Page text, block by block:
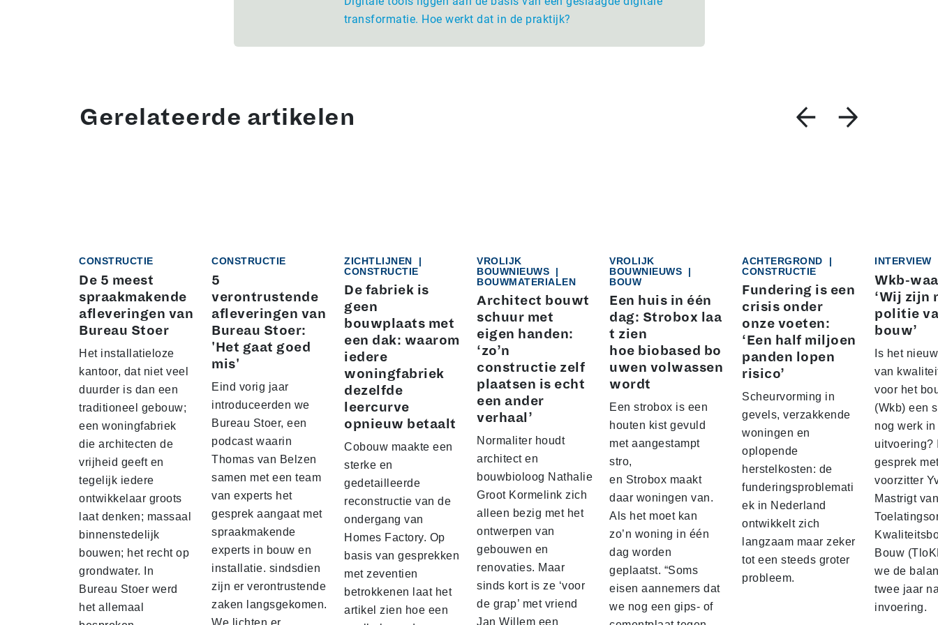
transformatie. Hoe werkt dat in de praktijk?
Gerelateerde artikelen
CONSTRUCTIE
De 5 meest
spraakmakende
afleveringen van
Bureau Stoer
Het installatieloze
kantoor, dat niet veel
duurder is dan een
traditioneel gebouw;
een woningfabriek
die architecten de
vrijheid geeft en
tegelijk iedere
ontwikkelaar groots
laat denken; massaal
binnenstedelijk
bouwen; het recht op
grondwater. In
Bureau Stoer werd
het allemaal
CONSTRUCTIE
5
verontrustende
afleveringen van
Bureau Stoer:
'Het gaat goed
mis'
Eind vorig jaar
introduceerden we
Bureau Stoer, een
podcast waarin
Thomas van Belzen
samen met een team
van experts het
gesprek aangaat met
spraakmakende
experts in bouw en
installatie. sindsdien
zijn er verontrustende
zaken langsgekomen.
We lichten er
ZICHTLIJNEN
|
CONSTRUCTIE
De fabriek is
geen
bouwplaats met
een dak: waarom
iedere
woningfabriek
dezelfde
leercurve
opnieuw betaalt
Cobouw maakte een
sterke en
gedetailleerde
reconstructie van de
ondergang van
Homes Factory. Op
basis van gesprekken
met zeventien
betrokkenen laat het
artikel zien hoe een
VROLIJK
BOUWNIEUWS
|
BOUWMATERIALEN
Architect bouwt
schuur met
eigen handen:
‘zo’n
constructie zelf
plaatsen is echt
een ander
verhaal’
Normaliter houdt
architect en
bouwbioloog Nathalie
Groot Kormelink zich
alleen bezig met het
ontwerpen van
gebouwen en
renovaties. Maar
sinds kort is ze ‘voor
de grap’ met vriend
Jan Willem een
VROLIJK
BOUWNIEUWS
|
BOUW
Een huis in één
dag: Strobox laa
t zien
hoe biobased bo
uwen volwassen
wordt
Een strobox is een
houten kist gevuld
met aangestampt
stro,
en Strobox maakt
daar woningen van.
Als het moet kan
zo’n woning in één
dag worden
geplaatst. “Soms
eisen aannemers dat
we nog een gips‑ of
ACHTERGROND
|
CONSTRUCTIE
Fundering is een
crisis onder
onze voeten:
‘Een half miljoen
panden lopen
risico’
Scheurvorming in
gevels, verzakkende
woningen en
oplopende
herstelkosten: de
funderingsproblemati
ek in Nederland
ontwikkelt zich
langzaam maar zeker
tot een steeds groter
probleem.
INTERVIEW
Wkb-
‘Wij zijn
politie
bouw’
Is het
van
voor het
(Wkb) een
nog werk in
uitvoering?
gesprek
voorzitter
Mastrigt
Bouw
we de
twee jaar
invoering.